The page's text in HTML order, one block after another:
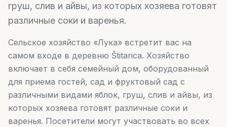
груш, слив и айвы, из которых хозяева готовят
различные соки и варенья.
Сельское хозяйство «Лука» встретит вас на
самом входе в деревню Štitarica. Хозяйство
включает в себя семейный дом, оборудованный
для приема гостей, сад и фруктовый сад с
различными видами яблок, груш, слив и айвы, из
которых хозяева готовят различные соки и
варенья. Посетители могут участвовать во всех